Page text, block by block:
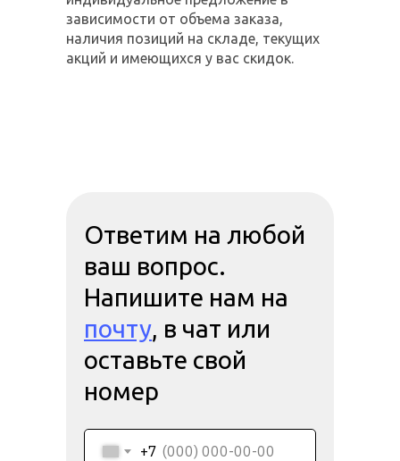
зависимости от объема заказа,
наличия позиций на складе, текущих
акций и имеющихся у вас скидок.
Ответим на любой
ваш вопрос.
Напишите нам на
почту, в чат или
оставьте свой
номер
+7